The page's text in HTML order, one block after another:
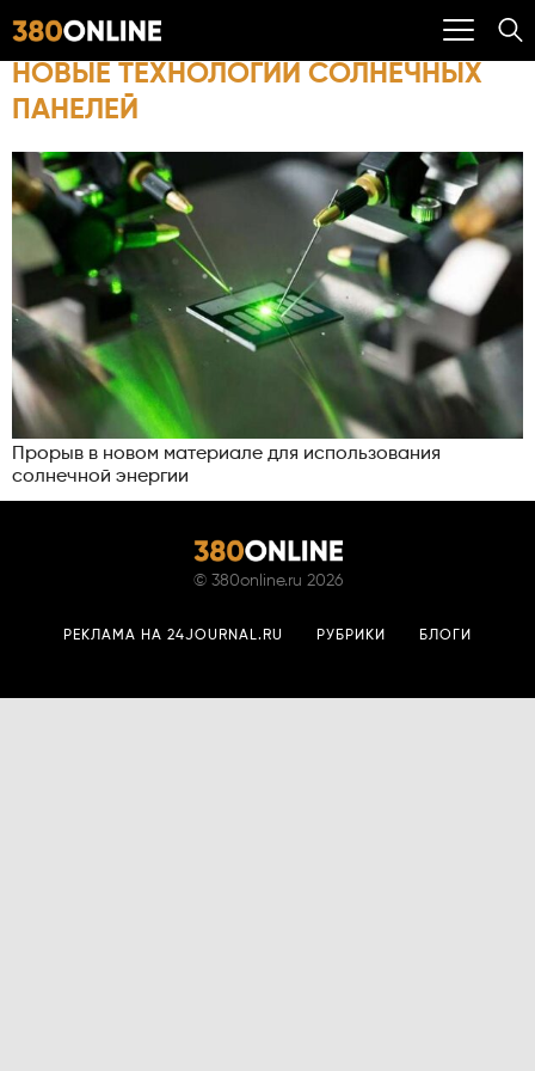
НОВЫЕ ТЕХНОЛОГИИ СОЛНЕЧНЫХ
ПАНЕЛЕЙ
Прорыв в новом материале для использования
солнечной энергии
© 380online.ru 2026
РЕКЛАМА НА 24JOURNAL.RU РУБРИКИ БЛОГИ